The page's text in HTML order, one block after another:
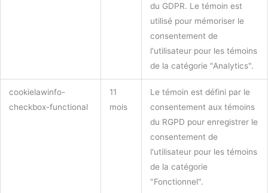
du GDPR. Le témoin est
utilisé pour mémoriser le
consentement de
l'utilisateur pour les témoins
de la catégorie "Analytics".
cookielawinfo-
checkbox-functional
11
mois
Le témoin est défini par le
consentement aux témoins
du RGPD pour enregistrer le
consentement de
l'utilisateur pour les témoins
de la catégorie
"Fonctionnel".